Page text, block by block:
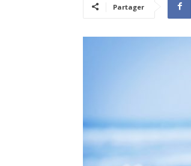
Partager